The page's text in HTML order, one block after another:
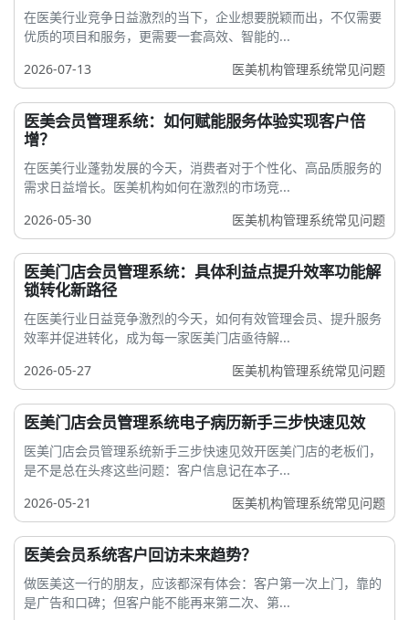
在医美行业竞争日益激烈的当下，企业想要脱颖而出，不仅需要
优质的项目和服务，更需要一套高效、智能的...
2026-07-13
医美机构管理系统常见问题
医美会员管理系统：如何赋能服务体验实现客户倍
增？
在医美行业蓬勃发展的今天，消费者对于个性化、高品质服务的
需求日益增长。医美机构如何在激烈的市场竞...
2026-05-30
医美机构管理系统常见问题
医美门店会员管理系统：具体利益点提升效率功能解
锁转化新路径
在医美行业日益竞争激烈的今天，如何有效管理会员、提升服务
效率并促进转化，成为每一家医美门店亟待解...
2026-05-27
医美机构管理系统常见问题
医美门店会员管理系统电子病历新手三步快速见效
医美门店会员管理系统新手三步快速见效开医美门店的老板们，
是不是总在头疼这些问题：客户信息记在本子...
2026-05-21
医美机构管理系统常见问题
医美会员系统客户回访未来趋势？
做医美这一行的朋友，应该都深有体会：客户第一次上门，靠的
是广告和口碑；但客户能不能再来第二次、第...